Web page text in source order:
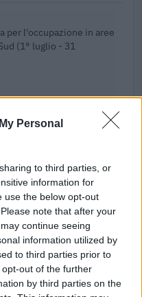
Personal
to third parties, or
information for
use the below opt-out
note that after your
continue seeing
information utilized by
to third parties prior to
out of the further
by third parties on the
per l'occupazione in aree
(1° luglio - 31
sovvenzioni a fondo
[e modifiche ai sensi
C(2022) 171 final)